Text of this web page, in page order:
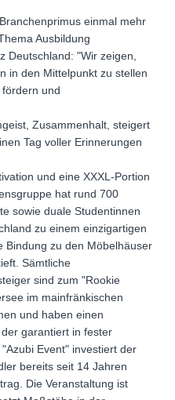
einmal mehr
Ausbildung
Deutschland: "Wir zeigen,
in den Mittelpunkt zu stellen
und
Zusammenhalt, steigert
Tag voller Erinnerungen
und eine XXXL-Portion
hat rund 700
sowie duale Studentinnen
zu einem einzigartigen
Bindung zu den Möbelhäuser
Sämtliche
sind zum "Rookie
im mainfränkischen
und haben einen
garantiert in fester
Event" investiert der
bereits seit 14 Jahren
Die Veranstaltung ist